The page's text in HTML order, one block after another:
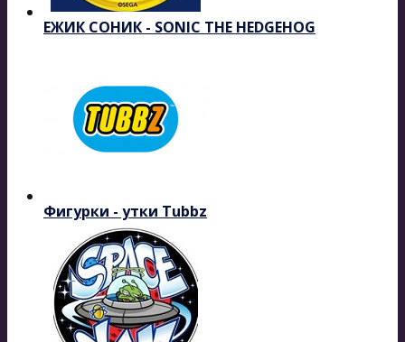
ЕЖИК СОНИК - SONIC THE HEDGEHOG
Фигурки - утки Tubbz